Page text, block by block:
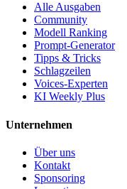
Alle Ausgaben
Community
Modell Ranking
Prompt-Generator
Tipps & Tricks
Schlagzeilen
Voices-Experten
KI Weekly Plus
Unternehmen
Über uns
Kontakt
Sponsoring